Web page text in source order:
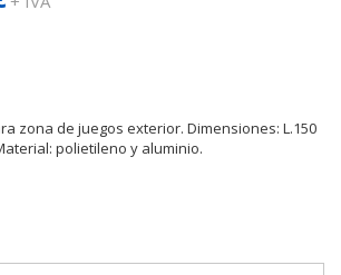
zona de juegos exterior. Dimensiones: L.150
polietileno y aluminio.